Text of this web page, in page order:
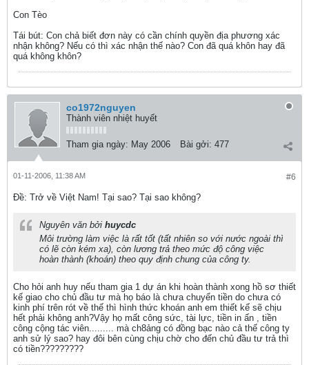
Con Tèo
Tái bút: Con chả biết đơn này có cần chính quyền địa phương xác
nhận không? Nếu có thì xác nhận thế nào? Con đã quá khôn hay đã
quá không khôn?
co1972nguyen
Thành viên nhiệt huyết
Tham gia ngày: May 2006 Bài gởi: 477
#6
01-11-2006, 11:38 AM
Ðề: Trở về Việt Nam! Tại sao? Tại sao không?
Nguyên văn bởi huycdc
Môi trường làm việc là rất tốt (tất nhiên so với nước ngoài thì
có lẽ còn kém xa), còn lương trả theo mức độ công việc
hoàn thành (khoán) theo quy định chung của công ty.
Cho hỏi anh huy nếu tham gia 1 dự án khi hoàn thành xong hồ sơ thiết
kế giao cho chủ đầu tư mà họ báo là chưa chuyển tiền do chưa có
kinh phí trên rót về thế thì hình thức khoán anh em thiết kế sẽ chịu
hết phải không anh?Vậy họ mất công sức, tài lực, tiền in ấn , tiền
công cộng tác viên......... mà ch8ảng có đồng bạc nào cả thế công ty
anh sử lý sao? hay đôi bên cùng chịu chờ cho đến chủ đầu tư trả thì
có tiền?????????